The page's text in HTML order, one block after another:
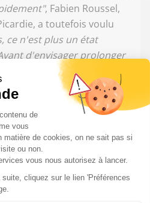
, Fabien Roussel,
a toutefois voulu
ce n'est plus un état
d'envisager prolonger
marge de l'état
le cadre de la Cop21
sera présente :"En
On a besoin, dans ce
d'une Europe qui
commun."
en Nord-Pas-de-
Sénat